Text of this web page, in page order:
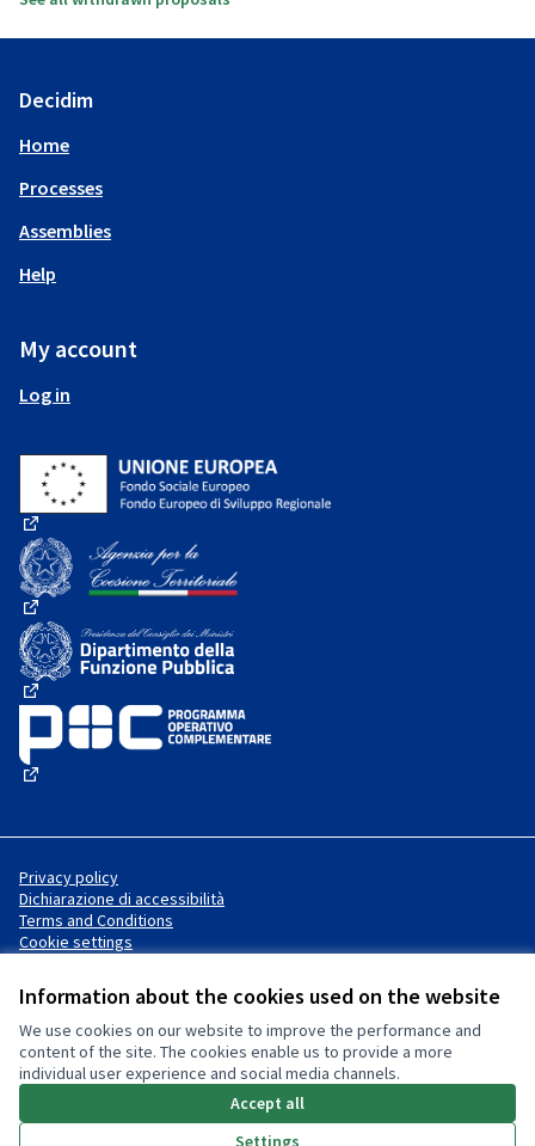
Information about the cookies used on the website
We use cookies on our website to improve the performance and
content of the site. The cookies enable us to provide a more
individual user experience and social media channels.
Accept all
Settings
Decidim
Home
Processes
Assemblies
Help
My account
Log in
(External link)
(External link)
(External link)
Privacy policy
Dichiarazione di accessibilità
Terms and Conditions
Cookie settings
Creative Commons License
(External link)Website made withfree software
(External link)
.